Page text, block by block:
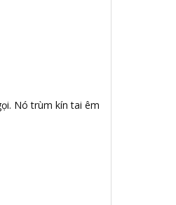
Nó trùm kín tai êm